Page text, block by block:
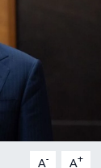
A- A+